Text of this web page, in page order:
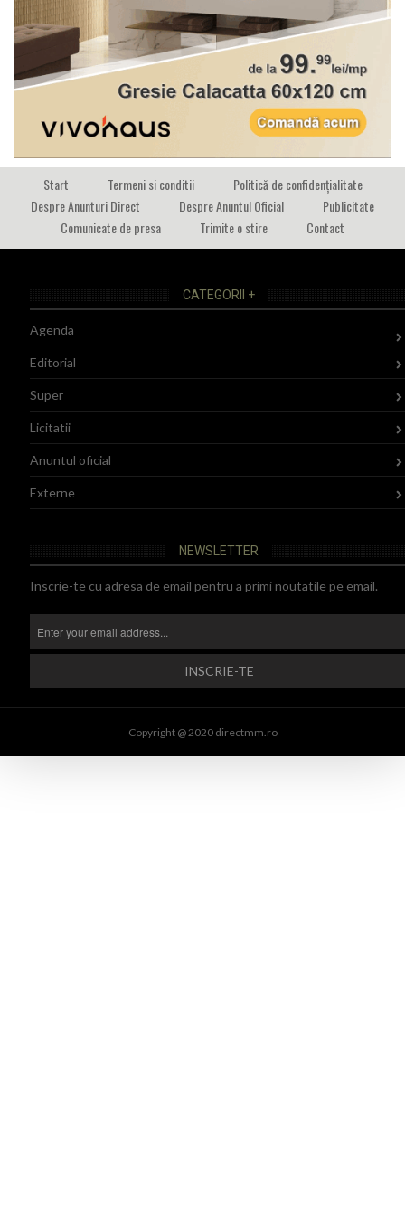
Start Termeni si conditii
Politică de confidențialitate
Despre Anunturi Direct
Despre Anuntul Oficial
Publicitate
Comunicate de presa
Trimite o stire Contact
CATEGORII +
Agenda
Editorial
Super
Licitatii
Anuntul oficial
Externe
NEWSLETTER
Inscrie-te cu adresa de email pentru a primi noutatile pe email.
Copyright @ 2020 directmm.ro